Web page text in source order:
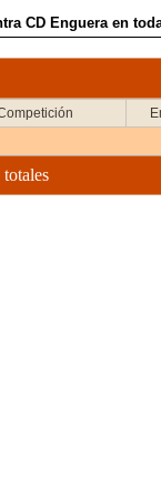
CD Enguera en